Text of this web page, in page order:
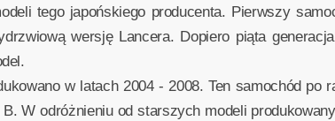
tego japońskiego producenta. Pierwszy
wersję Lancera. Dopiero piąta
w latach 2004 - 2008. Ten samochód po
W odróżnieniu od starszych modeli